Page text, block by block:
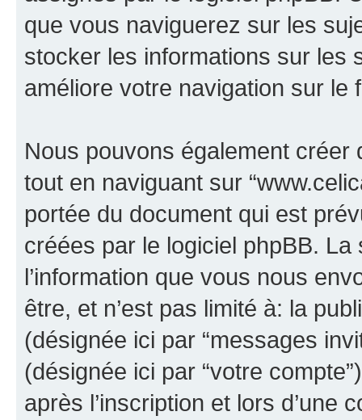
que vous naviguerez sur les
stocker les informations sur les
améliore votre navigation sur le
Nous pouvons également
tout en naviguant sur
portée du document qui est
créées par le logiciel phpBB.
l’information que vous nous
être, et n’est pas limité à: la
(désignée ici par “messages
(désignée ici par “votre
après l’inscription et lors d’une